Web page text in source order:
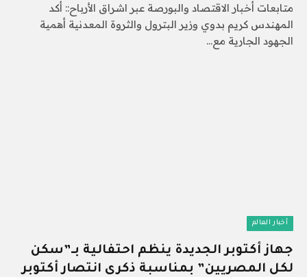
متابعات أخبار الاقتصاد والبورصة عبر اشراق الأرباح:: أكد
المهندس كريم بدوي وزير البترول والثروة المعدنية أهمية
الجهود الجارية مع…
أخبار العالم
جهاز أكتوبر الجديدة ينظم احتفالية بـ”سكن
لكل المصريين” بمناسبة ذكرى انتصار أكتوبر